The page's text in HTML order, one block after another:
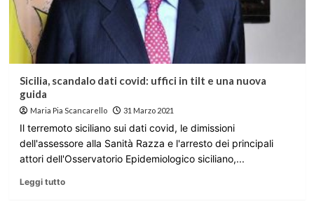
Sicilia, scandalo dati covid: uffici in tilt e una nuova
guida
Maria Pia Scancarello 31 Marzo 2021
Il terremoto siciliano sui dati covid, le dimissioni
dell'assessore alla Sanità Razza e l'arresto dei principali
attori dell'Osservatorio Epidemiologico siciliano,...
Leggi tutto